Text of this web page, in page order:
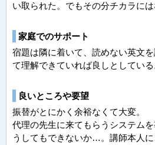
い取られた。でもその分チカラには
家庭でのサポート
宿題は隣に着いて、読めない英文
て理解できていれば良しとしている
良いところや要望
振替がとにかく余裕なくて大変。
代理の先生に来てもらうシステム
うしてもできないか…。講師本人